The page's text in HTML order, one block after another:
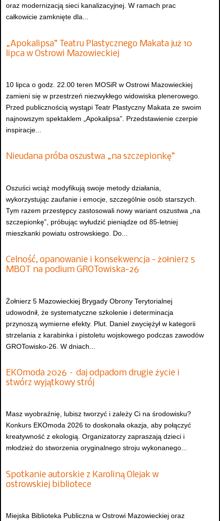
oraz modernizacją sieci kanalizacyjnej. W ramach prac
całkowicie zamknięte dla...
„Apokalipsa” Teatru Plastycznego Makata już 10
lipca w Ostrowi Mazowieckiej
10 lipca o godz. 22.00 teren MOSiR w Ostrowi Mazowieckiej
zamieni się w przestrzeń niezwykłego widowiska plenerowego.
Przed publicznością wystąpi Teatr Plastyczny Makata ze swoim
najnowszym spektaklem „Apokalipsa”. Przedstawienie czerpie
inspiracje...
Nieudana próba oszustwa „na szczepionkę”
Oszuści wciąż modyfikują swoje metody działania,
wykorzystując zaufanie i emocje, szczególnie osób starszych.
Tym razem przestępcy zastosowali nowy wariant oszustwa „na
szczepionkę”, próbując wyłudzić pieniądze od 85-letniej
mieszkanki powiatu ostrowskiego. Do...
Celność, opanowanie i konsekwencja - żołnierz 5
MBOT na podium GROTowiska-26
Żołnierz 5 Mazowieckiej Brygady Obrony Terytorialnej
udowodnił, że systematyczne szkolenie i determinacja
przynoszą wymierne efekty. Plut. Daniel zwyciężył w kategorii
strzelania z karabinka i pistoletu wojskowego podczas zawodów
GROTowisko-26. W dniach...
EKOmoda 2026 – daj odpadom drugie życie i
stwórz wyjątkowy strój
Masz wyobraźnię, lubisz tworzyć i zależy Ci na środowisku?
Konkurs EKOmoda 2026 to doskonała okazja, aby połączyć
kreatywność z ekologią. Organizatorzy zapraszają dzieci i
młodzież do stworzenia oryginalnego stroju wykonanego...
Spotkanie autorskie z Karoliną Olejak w
ostrowskiej bibliotece
Miejska Biblioteka Publiczna w Ostrowi Mazowieckiej oraz